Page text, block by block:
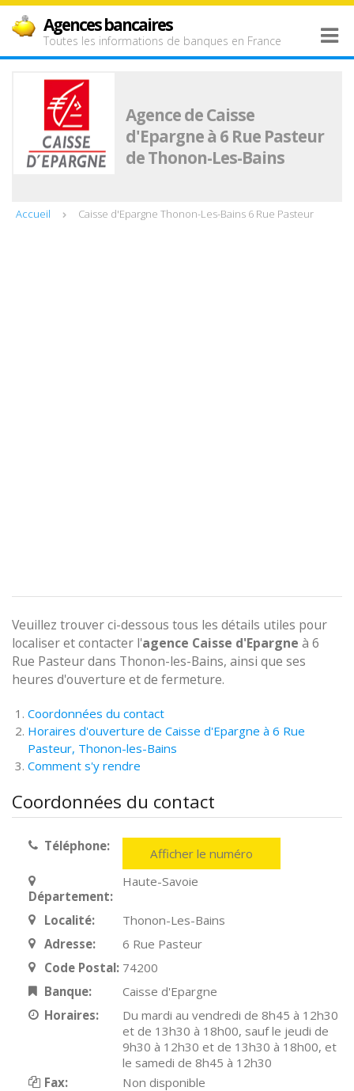
Agences bancaires
Toutes les informations de banques en France
Agence de Caisse
d'Epargne à 6 Rue Pasteur
de Thonon-Les-Bains
Accueil Caisse d'Epargne Thonon-Les-Bains 6 Rue Pasteur
Veuillez trouver ci-dessous tous les détails utiles pour
localiser et contacter l'agence Caisse d'Epargne à 6
Rue Pasteur dans Thonon-les-Bains, ainsi que ses
heures d'ouverture et de fermeture.
Coordonnées du contact
Horaires d'ouverture de Caisse d'Epargne à 6 Rue
Pasteur, Thonon-les-Bains
Comment s'y rendre
Coordonnées du contact
Téléphone: Afficher le numéro
Département:
Haute-Savoie
Localité:
Thonon-Les-Bains
Adresse:
6 Rue Pasteur
Code Postal: 74200
Banque:
Caisse d'Epargne
Horaires:
Du mardi au vendredi de 8h45 à 12h30
et de 13h30 à 18h00, sauf le jeudi de
9h30 à 12h30 et de 13h30 à 18h00, et
le samedi de 8h45 à 12h30
Fax:
Non disponible